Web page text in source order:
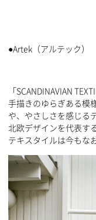
●Artek（アルテック）
「SCANDINAVIAN
手描きのゆらぎある模
や、やさしさを感じる
北欧デザインを代表す
テキスタイルは今もな